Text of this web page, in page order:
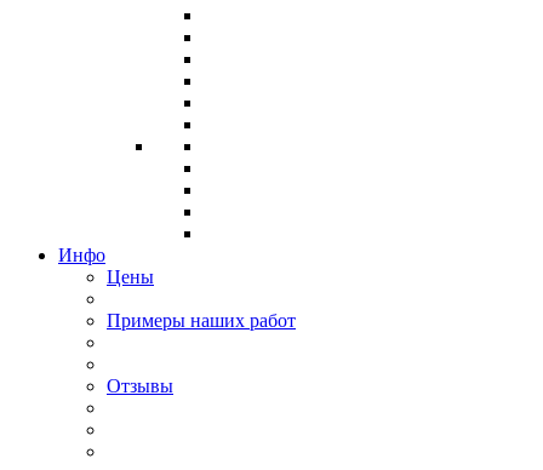
Инфо
Цены
Примеры наших работ
Отзывы